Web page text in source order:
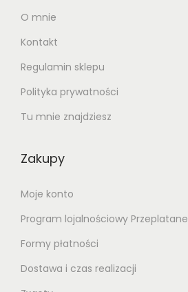
O mnie
Kontakt
Regulamin sklepu
Polityka prywatności
Tu mnie znajdziesz
Zakupy
Moje konto
Program lojalnościowy Przeplatane
Formy płatności
Dostawa i czas realizacji